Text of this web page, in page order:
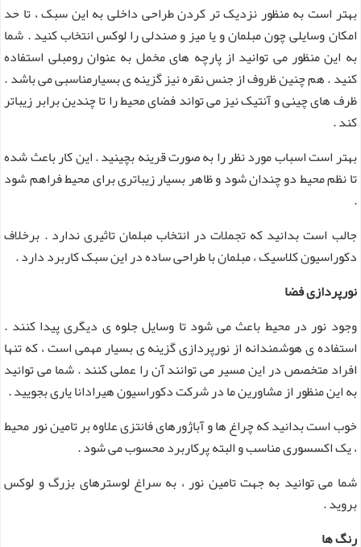
بهتر است به منظور نزدیک تر کردن طراحی داخلی به این سبک ، تا حد
امکان وسایلی چون مبلمان و یا میز و صندلی را لوکس انتخاب کنید . شما
به این منظور می توانید از پارچه های مخمل به عنوان رومبلی استفاده
کنید . هم چنین ظروف از جنس نقره نیز گزینه ی بسیارمناسبی می باشد .
ظرف های چینی و آنتیک نیز می تواند فضای محیط را تا چندین برابر زیباتر
کند .
بهتر است اسباب مورد نظر را به صورت قرینه بچینید . این کار باعث شده
تا نظم محیط دو چندان شود و ظاهر بسیار زیباتری برای محیط فراهم شود
.
جالب است بدانید که تجملات در انتخاب مبلمان تاثیری ندارد . برخلاف
دکوراسیون کلاسیک ، مبلمان با طراحی ساده در این سبک کاربرد دارد .
نورپردازی فضا
وجود نور در محیط باعث می شود تا وسایل جلوه ی دیگری پیدا کنند .
استفاده ی هوشمندانه از نورپردازی گزینه ی بسیار مهمی است ، که تنها
افراد متخصص در این مسیر می توانند آن را عملی کنند . شما می توانید
به این منظور از مشاورین ما در شرکت دکوراسیون هیرادانا یاری بجویید .
خوب است بدانید که چراغ ها و آباژورهای فانتزی علاوه بر تامین نور محیط
، یک اکسسوری مناسب و البته پرکاربرد محسوب می شود .
شما می توانید به جهت تامین نور ، به سراغ لوسترهای بزرگ و لوکس
بروید .
رنگ ها